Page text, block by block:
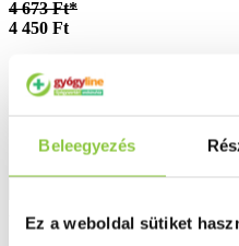
Beleegyezés
Ez a weboldal sütiket
4 673 Ft*
4 450 Ft
*az akció előtti 30 nap